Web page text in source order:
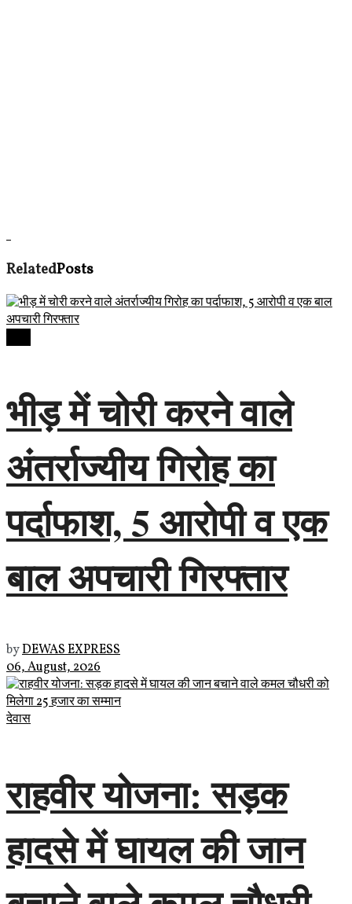
RelatedPosts
भीड़ में चोरी करने वाले
अंतर्राज्यीय गिरोह का
पर्दाफाश, 5 आरोपी व एक
बाल अपचारी गिरफ्तार
byDEWAS EXPRESS
06, August, 2026
देवास
राहवीर योजना: सड़क
हादसे में घायल की जान